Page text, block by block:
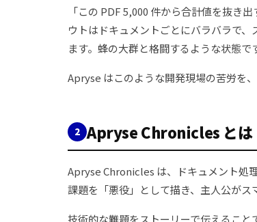
「この PDF 5,000 件から合計値を抜き
ウトはドキュメントごとにバラバラで
ます。蜂の大群と格闘するような状態で
Apryse はこのような開発現場の苦労を
2 Apryse Chronicles とは
Apryse Chronicles は、ドキュメント処
課題を「悪役」として描き、主人公がス
技術的な難題をストーリーで伝えること